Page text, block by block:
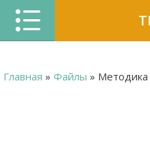
Главная » Файлы » Методика